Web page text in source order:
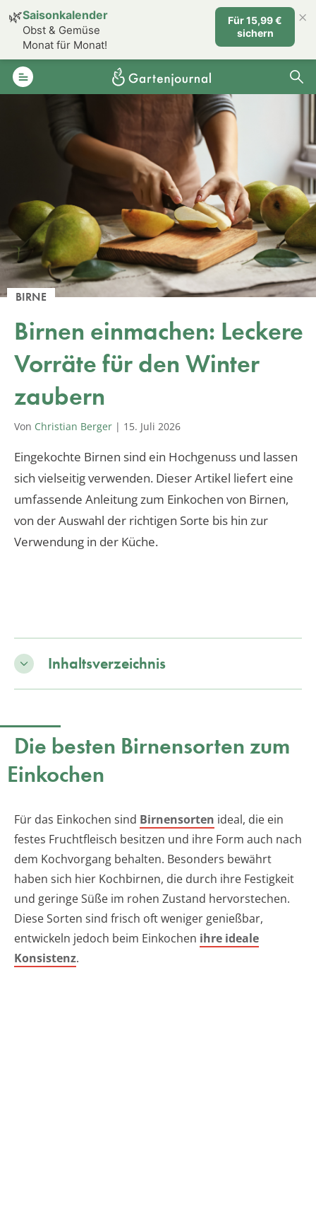
BIRNE
Birnen einmachen: Leckere
Vorräte für den Winter
zaubern
Von Christian Berger | 15. Juli 2026
Eingekochte Birnen sind ein Hochgenuss und lassen
sich vielseitig verwenden. Dieser Artikel liefert eine
umfassende Anleitung zum Einkochen von Birnen,
von der Auswahl der richtigen Sorte bis hin zur
Verwendung in der Küche.
Inhaltsverzeichnis
Die besten Birnensorten zum
Einkochen
Für das Einkochen sind Birnensorten ideal, die ein
festes Fruchtfleisch besitzen und ihre Form auch nach
dem Kochvorgang behalten. Besonders bewährt
haben sich hier Kochbirnen, die durch ihre Festigkeit
und geringe Süße im rohen Zustand hervorstechen.
Diese Sorten sind frisch oft weniger genießbar,
entwickeln jedoch beim Einkochen ihre ideale
Konsistenz.
🌿Saisonkalender
Obst & Gemüse
Monat für Monat!
Für 15,99 €
sichern
×